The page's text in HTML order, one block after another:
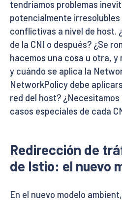
tendríamos problemas
potencialmente irresolubles
conflictivas a nivel de host.
de la CNI o después? ¿Se
hacemos una cosa u otra, y
y cuándo se aplica la
NetworkPolicy debe
red del host?
casos especiales de cada
Redirección de
de Istio: el nuevo
En el nuevo modelo